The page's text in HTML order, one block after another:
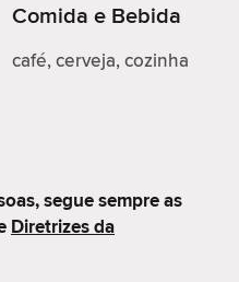
Comida e Bebida
café, cerveja, cozinha
segue sempre as
Diretrizes da